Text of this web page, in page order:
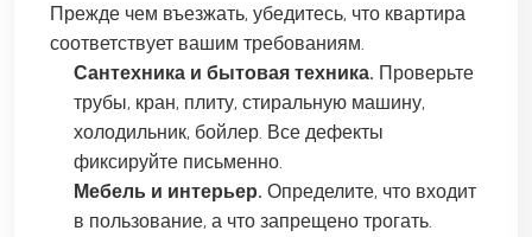
Прежде чем въезжать, убедитесь, что квартира
соответствует вашим требованиям.
Сантехника и бытовая техника. Проверьте
трубы, кран, плиту, стиральную машину,
холодильник, бойлер. Все дефекты
фиксируйте письменно.
Мебель и интерьер. Определите, что входит
в пользование, а что запрещено трогать.